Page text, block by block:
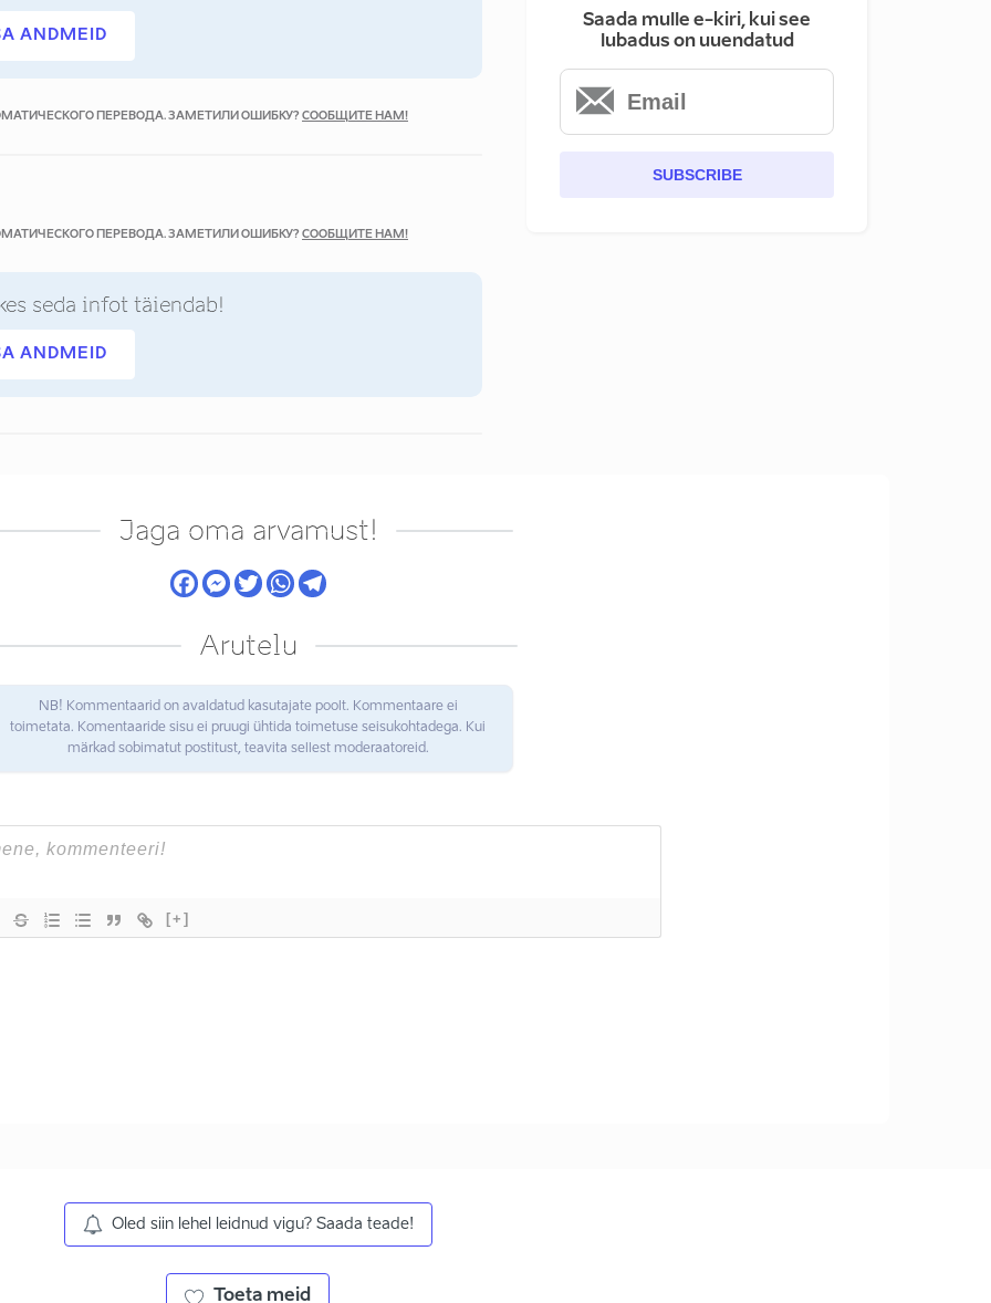
ANDMEID
ПЕРЕВОДА. ЗАМЕТИЛИ ОШИБКУ? СООБЩИТЕ НАМ!
ПЕРЕВОДА. ЗАМЕТИЛИ ОШИБКУ? СООБЩИТЕ НАМ!
seda infot täiendab!
ANDMEID
Saada mulle e-kiri, kui see
lubadus on uuendatud
SUBSCRIBE
Jaga oma arvamust!
Arutelu
NB! Kommentaarid on avaldatud kasutajate poolt. Kommentaare ei
toimetata. Komentaaride sisu ei pruugi ühtida toimetuse seisukohtadega. Kui
märkad sobimatut postitust, teavita sellest moderaatoreid.
[+]
Oled siin lehel leidnud vigu? Saada teade!
Toeta meid